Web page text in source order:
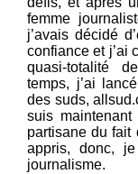
femme
j’avais décidé
confiance et j’ai
quasi-totalité
temps, j’ai
des suds,
suis
partisane du fait
appris, donc,
journalisme.